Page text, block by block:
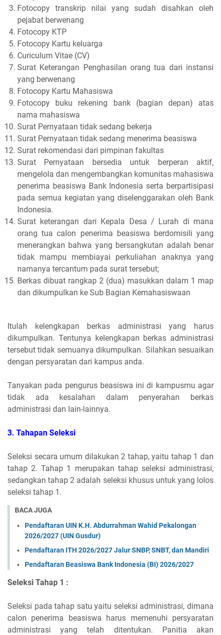
Fotocopy transkrip nilai yang sudah disahkan oleh
pejabat berwenang
Fotocopy KTP
Fotocopy Kartu keluarga
Curiculum Vitae (CV)
Surat Keterangan Penghasilan orang tua dari instansi
yang berwenang
Fotocopy Kartu Mahasiswa
Fotocopy buku rekening bank (bagian depan) atas
nama mahasiswa
Surat Pernyataan tidak sedang bekerja
Surat Pernyataan tidak sedang menerima beasiswa
Surat rekomendasi dari pimpinan fakultas
Surat Pernyataan bersedia untuk berperan aktif,
mengelola dan mengembangkan komunitas mahasiswa
penerima beasiswa Bank Indonesia serta berpartisipasi
pada semua kegiatan yang diselenggarakan oleh Bank
Indonesia.
Surat keterangan dari Kepala Desa / Lurah di mana
orang tua calon penerima beasiswa berdomisili yang
menerangkan bahwa yang bersangkutan adalah benar
tidak mampu membiayai perkuliahan anaknya yang
namanya tercantum pada surat tersebut;
Berkas dibuat rangkap 2 (dua) masukkan dalam 1 map
dan dikumpulkan ke Sub Bagian Kemahasiswaan
Itulah kelengkapan berkas administrasi yang harus
dikumpulkan. Tentunya kelengkapan berkas administrasi
tersebut tidak semuanya dikumpulkan. Silahkan sesuaikan
dengan persyaratan dari kampus anda.
Tanyakan pada pengurus beasiswa ini di kampusmu agar
tidak ada kesalahan dalam penyerahan berkas
administrasi dan lain-lainnya.
3. Tahapan Seleksi
Seleksi secara umum dilakukan 2 tahap, yaitu tahap 1 dan
tahap 2. Tahap 1 merupakan tahap seleksi administrasi,
sedangkan tahap 2 adalah seleksi khusus untuk yang lolos
seleksi tahap 1.
BACA JUGA
Pendaftaran UIN K.H. Abdurrahman Wahid Pekalongan
2026/2027 (UIN Gusdur)
Pendaftaran ITH 2026/2027 Jalur SNBP, SNBT, dan Mandiri
Pendaftaran Beasiswa Bank Indonesia (BI) 2026/2027
Seleksi Tahap 1 :
Seleksi pada tahap satu yaitu seleksi administrasi, dimana
calon penerima beasiswa harus memenuhi persyaratan
administrasi yang telah ditentukan. Panitia akan